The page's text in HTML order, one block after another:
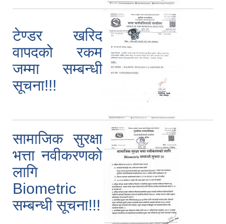
टेण्डर खरिद
वापदको रकम
जम्मा सम्बन्धी
सूचना!!!
सामाजिक सुरक्षा
भत्ता नवीकरणको
लागि
Biometric
सम्बन्धी सूचना!!!